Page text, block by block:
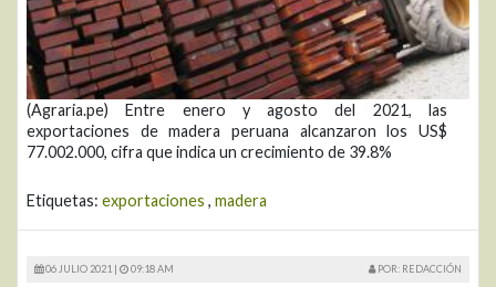
(Agraria.pe) Entre enero y agosto del 2021, las
exportaciones de madera peruana alcanzaron los US$
77.002.000, cifra que indica un crecimiento de 39.8%
Etiquetas: exportaciones , madera
06 JULIO 2021 | 09:18 AM POR: REDACCIÓN